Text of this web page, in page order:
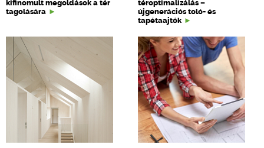
kifinomult megoldások a tér
tagolására
téroptimalizálás –
újgenerációs toló- és
tapétaajtók